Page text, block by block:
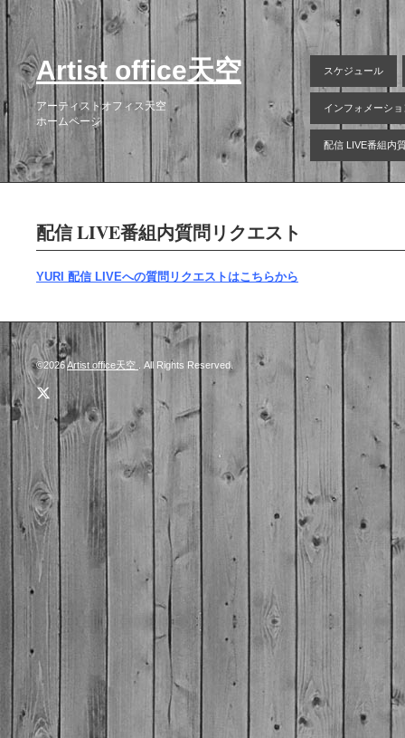
Artist office天空
アーティストオフィス天空
ホームページ
スケジュール
インフォメーショ
配信 LIVE番組内
配信 LIVE番組内質問リクエスト
YURI 配信 LIVEへの質問リクエストはこちらから
©2026Artist office天空 . All Rights Reserved.